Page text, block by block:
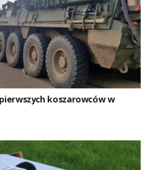
koszarowców w